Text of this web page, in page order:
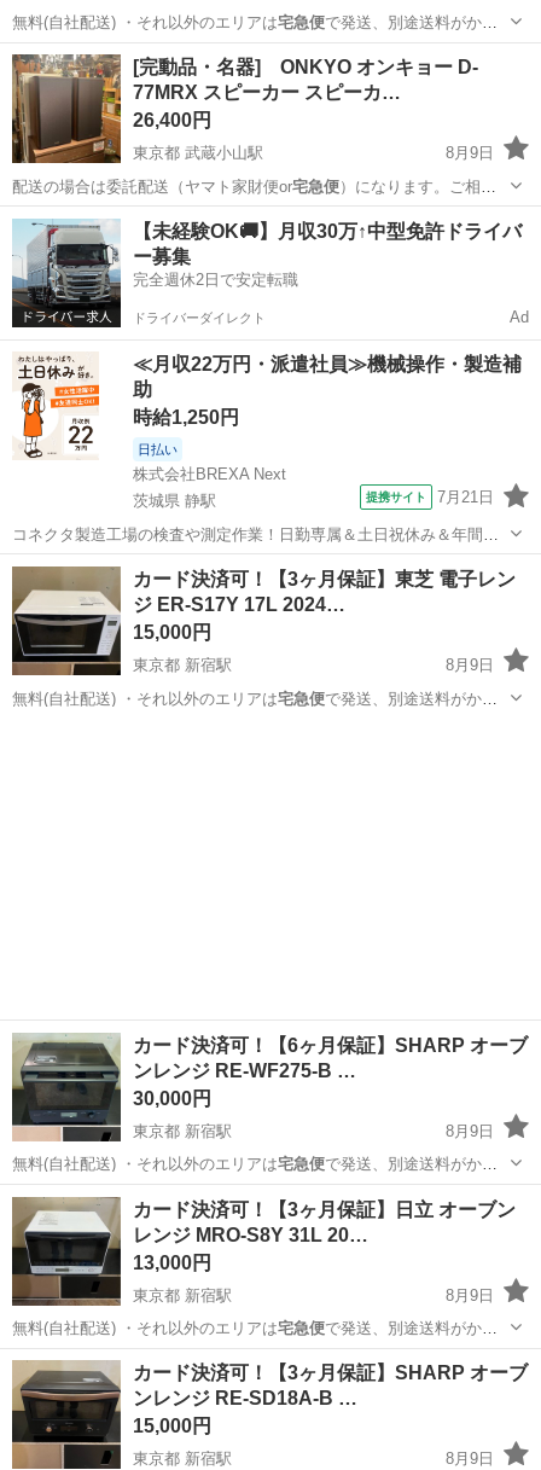
無料(自社配送) ・それ以外のエリアは宅急便で発送、別途送料がかか
ります。 ・標準…
東京 新宿区 新宿駅 キッチン家電
[完動品・名器] ONKYO オンキョー D-
77MRX スピーカー スピーカ…
26,400円
東京都 武蔵小山駅
8月9日
配送の場合は委託配送（ヤマト家財便or宅急便）になります。ご相談
下さい。 ●…
東京 品川区 武蔵小山駅 オーディオ ONKYO
【未経験OK🚚】月収30万↑中型免許ドライバ
ー募集
完全週休2日で安定転職
ドライバーダイレクト Ad
≪月収22万円・派遣社員≫機械操作・製造補
助
時給1,250円
日払い
株式会社BREXA Next
茨城県 静駅
提携サイト 7月21日
コネクタ製造工場の検査や測定作業！日勤専属＆土日祝休み＆年間休
日128日★クリーンルーム内作業★マイカー通勤OK＆無料駐車場あり
★就業先食堂利用可！日払い制度あり！《茨城県常陸大宮市》 人気の
工場のお仕事 ◇コネクタ製造工...
茨城 常陸大宮市 静駅 その他
カード決済可！【3ヶ月保証】東芝 電子レン
ジ ER-S17Y 17L 2024…
15,000円
東京都 新宿駅
8月9日
無料(自社配送) ・それ以外のエリアは宅急便で発送、別途送料がかか
カード決済可！【6ヶ月保証】SHARP オーブ
ンレンジ RE-WF275-B …
30,000円
東京都 新宿駅
8月9日
無料(自社配送) ・それ以外のエリアは宅急便で発送、別途送料がかか
ります。 ・標準…
東京 新宿区 新宿駅 キッチン家電 自社
カード決済可！【3ヶ月保証】日立 オーブン
レンジ MRO-S8Y 31L 20…
13,000円
東京都 新宿駅
8月9日
無料(自社配送) ・それ以外のエリアは宅急便で発送、別途送料がかか
ります。 ・標準…
東京 新宿区 新宿駅 キッチン家電 MRO
カード決済可！【3ヶ月保証】SHARP オーブ
ンレンジ RE-SD18A-B …
15,000円
東京都 新宿駅
8月9日